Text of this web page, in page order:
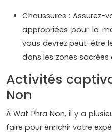
Chaussures : Assurez-
appropriées pour la
vous devrez peut-être
dans les zones sacrées
Activités
Non
À Wat Phra Non, il y a
faire pour enrichir votre